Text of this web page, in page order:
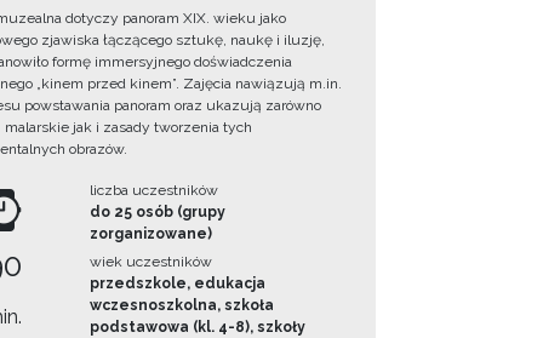
dotyczy panoram XIX. wieku jako
zjawiska łączącego sztukę, naukę i iluzję,
formę immersyjnego doświadczenia
„kinem przed kinem”. Zajęcia nawiązują m.in.
powstawania panoram oraz ukazują zarówno
jak i zasady tworzenia tych
obrazów.
liczba uczestników
do 25 osób (grupy
zorganizowane)
wiek uczestników
przedszkole, edukacja
wczesnoszkolna, szkoła
podstawowa (kl. 4-8), szkoły